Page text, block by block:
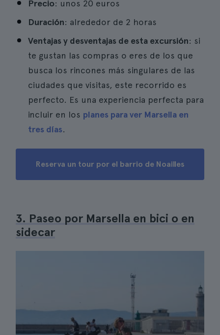
Precio: unos 20 euros
Duración: alrededor de 2 horas
Ventajas y desventajas de esta excursión: si
te gustan las compras o eres de los que
busca los rincones más singulares de las
ciudades que visitas, este recorrido es
perfecto. Es una experiencia perfecta para
incluir en los planes para ver Marsella en
tres días.
Reserva un tour por el barrio de Noailles
3. Paseo por Marsella en bici o en
sidecar